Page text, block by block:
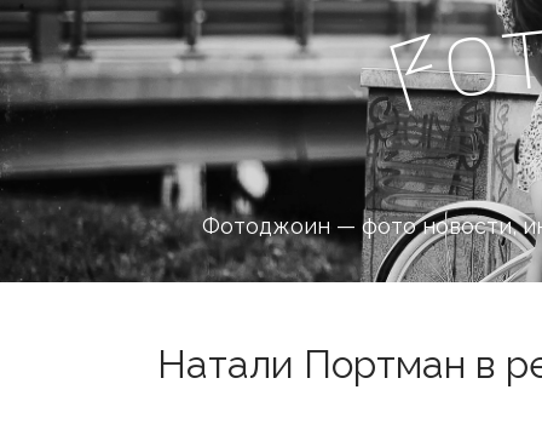
Fo
Фотоджоин — фото новости,
Натали Портман в